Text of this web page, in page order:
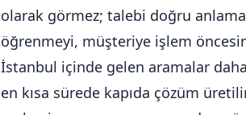
olarak görmez; talebi doğru
öğrenmeyi, müşteriye işlem
İstanbul içinde gelen aramalar daha
en kısa sürede kapıda çözüm